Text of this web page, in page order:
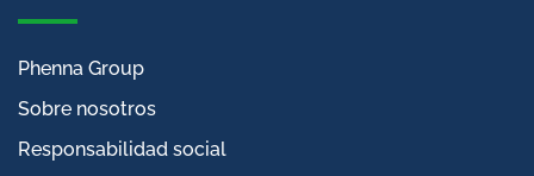
Phenna Group
Sobre nosotros
Responsabilidad social